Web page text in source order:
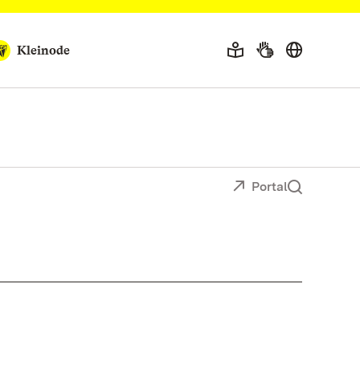
Kleinode
Portal